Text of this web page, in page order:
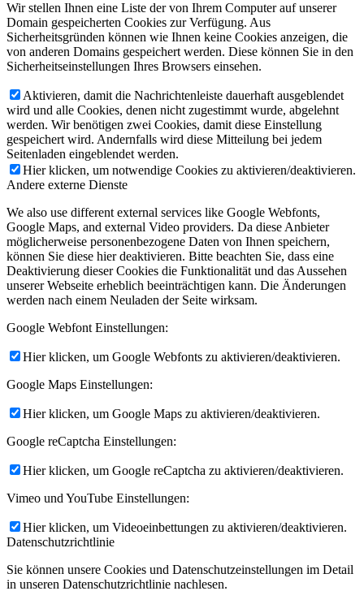
Wir stellen Ihnen eine Liste der von Ihrem Computer auf unserer
Domain gespeicherten Cookies zur Verfügung. Aus
Sicherheitsgründen können wie Ihnen keine Cookies anzeigen, die
von anderen Domains gespeichert werden. Diese können Sie in den
Sicherheitseinstellungen Ihres Browsers einsehen.
Aktivieren, damit die Nachrichtenleiste dauerhaft ausgeblendet
wird und alle Cookies, denen nicht zugestimmt wurde, abgelehnt
werden. Wir benötigen zwei Cookies, damit diese Einstellung
gespeichert wird. Andernfalls wird diese Mitteilung bei jedem
Seitenladen eingeblendet werden.
Hier klicken, um notwendige Cookies zu aktivieren/deaktivieren.
Andere externe Dienste
We also use different external services like Google Webfonts,
Google Maps, and external Video providers. Da diese Anbieter
möglicherweise personenbezogene Daten von Ihnen speichern,
können Sie diese hier deaktivieren. Bitte beachten Sie, dass eine
Deaktivierung dieser Cookies die Funktionalität und das Aussehen
unserer Webseite erheblich beeinträchtigen kann. Die Änderungen
werden nach einem Neuladen der Seite wirksam.
Google Webfont Einstellungen:
Hier klicken, um Google Webfonts zu aktivieren/deaktivieren.
Google Maps Einstellungen:
Hier klicken, um Google Maps zu aktivieren/deaktivieren.
Google reCaptcha Einstellungen:
Hier klicken, um Google reCaptcha zu aktivieren/deaktivieren.
Vimeo und YouTube Einstellungen:
Hier klicken, um Videoeinbettungen zu aktivieren/deaktivieren.
Datenschutzrichtlinie
Sie können unsere Cookies und Datenschutzeinstellungen im Detail
in unseren Datenschutzrichtlinie nachlesen.